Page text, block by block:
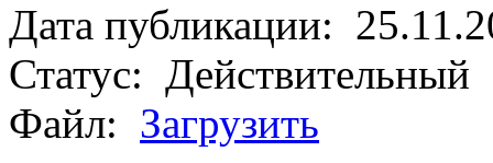
Дата публикации:
Статус: Действительный
Файл: Загрузить